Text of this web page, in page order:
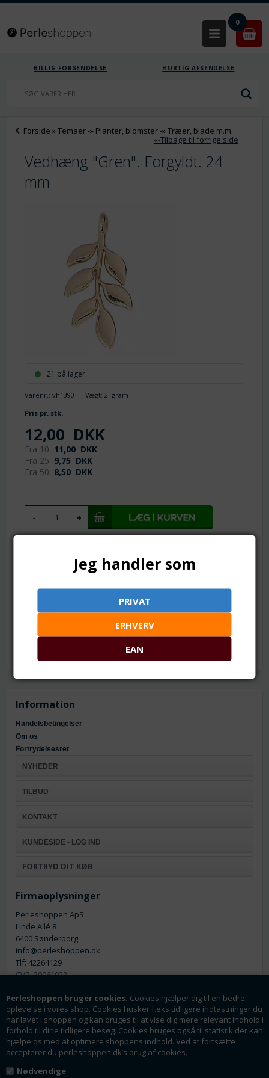
Perleshoppen bruger cookies. Cookies hjælper dig til en bedre
oplevelse i vores shop. Cookies husker f.eks tidligere indtastninger du
har lavet i shoppen og kan bruges til at vise dig mere relevant indhold i
forhold til dine tidligere besøg. Cookies bruges også til statistik der kan
hjælpe os med at optimere shoppens indhold. Ved at fortsætte
accepterer du perleshoppen.dk’s brug af cookies.
Nødvendige
0
BILLIG FORSENDELSE HURTIG AFSENDELSE
Forside »Temaer-» Planter, blomster-»Træer, blade m.m.
«-Tilbage til forrige side
Vedhæng "Gren". Forgyldt. 24
mm
21 på lager
Varenr.:vh1390 Vægt:2 gram
Pris pr. stk.
12,00 DKK
Fra 10 11,00 DKK
Fra 25 9,75 DKK
Fra 50 8,50 DKK
Hul: ca. 1.4 mm
Materiale: forgyldt zinklegering
Information
Handelsbetingelser
Om os
Fortrydelsesret
NYHEDER
TILBUD
KONTAKT
KUNDESIDE - LOG IND
FORTRYD DIT KØB
Firmaoplysninger
Perleshoppen ApS
Linde Allé 8
6400 Sønderborg
info@perleshoppen.dk
Tlf: 42264129
CVR: 39061023
Nyhedsmail
Jeg handler som
PRIVAT
ERHVERV
EAN